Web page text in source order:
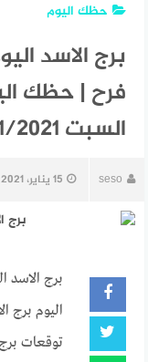
حظك اليوم
فرح | حظك
السبت 16/1/2021
seso 15 يناير، 2021
اليوم برج